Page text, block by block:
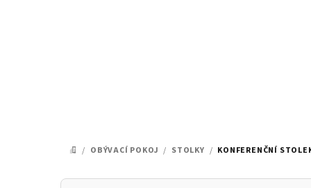
DOMŮ
/ OBÝVACÍ POKOJ / STOLKY / KONFERENČNÍ